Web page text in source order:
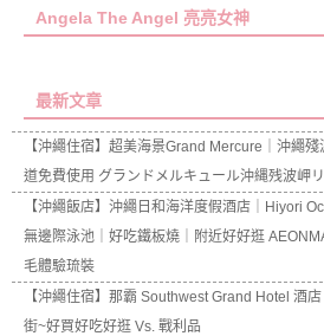
Angela The Angel 亮亮女神
最新文章
【沖繩住宿】超美海景Grand Mercure｜沖繩
道免費使用 グランドメルキュール沖縄残波岬
【沖繩飯店】沖繩日和海洋度假酒店｜Hiyori
無邊際泳池｜好吃鐵板燒｜附近好好逛
毛體驗琉裝
【沖繩住宿】那霸 Southwest Grand Hotel 酒
街~好買好吃好逛 Vs. 戰利品